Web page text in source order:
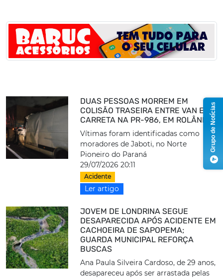
DUAS PESSOAS MORREM EM
COLISÃO TRASEIRA ENTRE VAN E
CARRETA NA PR-986, EM ROLÂNDIA
Vítimas foram identificadas como
moradores de Jaboti, no Norte
Pioneiro do Paraná
29/07/2026 20:11
Acidente
Ler artigo
JOVEM DE LONDRINA SEGUE
DESAPARECIDA APÓS ACIDENTE EM
CACHOEIRA DE SAPOPEMA;
GUARDA MUNICIPAL REFORÇA
BUSCAS
Ana Paula Silveira Cardoso, de 29 anos,
desapareceu após ser arrastada pelas
Grupo de Notícias